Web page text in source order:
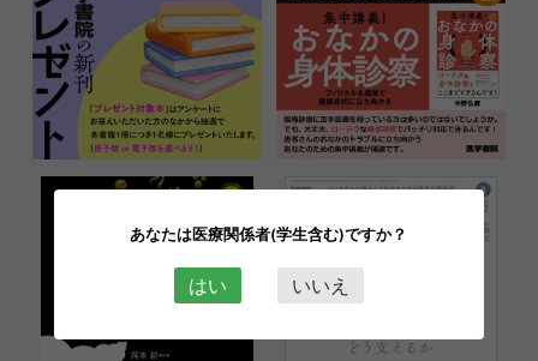
あなたは医療関係者(学生含む)ですか？
はい いいえ